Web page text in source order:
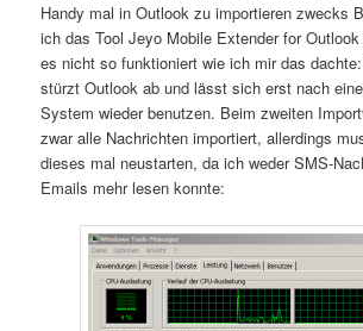
Handy mal in Outlook zu importieren zwecks
ich das Tool Jeyo Mobile Extender for
es nicht so funktioniert wie ich mir das
stürzt Outlook ab und lässt sich erst nach
System wieder benutzen. Beim zweiten
zwar alle Nachrichten importiert, allerdings
dieses mal neustarten, da ich weder SMS-
Emails mehr lesen konnte: